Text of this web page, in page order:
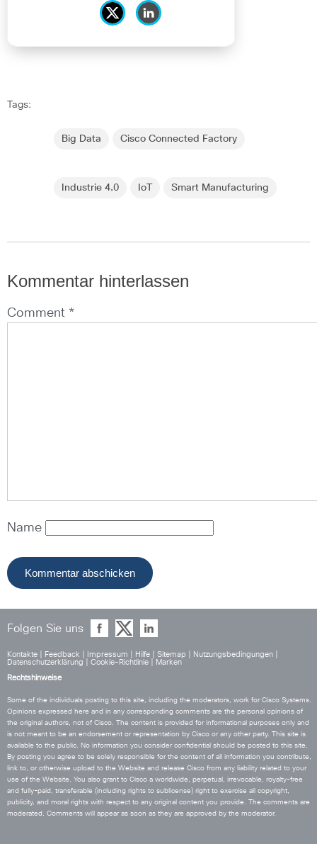
Tags:
Big Data Cisco Connected Factory
Industrie 4.0 IoT Smart Manufacturing
Kommentar hinterlassen
Comment *
Name
Folgen Sie uns
Kontakte Feedback Impressum Hilfe Sitemap Nutzungsbedingungen
Datenschutzerklärung
Cookie-Richtlinie
Marken
Rechtshinweise
Some of the individuals posting to this site, including the moderators, work for Cisco Systems.
Opinions expressed here and in any corresponding comments are the personal opinions of
the original authors, not of Cisco. The content is provided for informational purposes only and
is not meant to be an endorsement or representation by Cisco or any other party. This site is
available to the public. No information you consider confidential should be posted to this site.
By posting you agree to be solely responsible for the content of all information you contribute,
link to, or otherwise upload to the Website and release Cisco from any liability related to your
use of the Website. You also grant to Cisco a worldwide, perpetual, irrevocable, royalty-free
and fully-paid, transferable (including rights to sublicense) right to exercise all copyright,
publicity, and moral rights with respect to any original content you provide. The comments are
moderated. Comments will appear as soon as they are approved by the moderator.